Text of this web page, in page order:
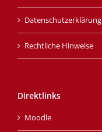
Datenschutzerklärung
Rechtliche Hinweise
Direktlinks
Moodle